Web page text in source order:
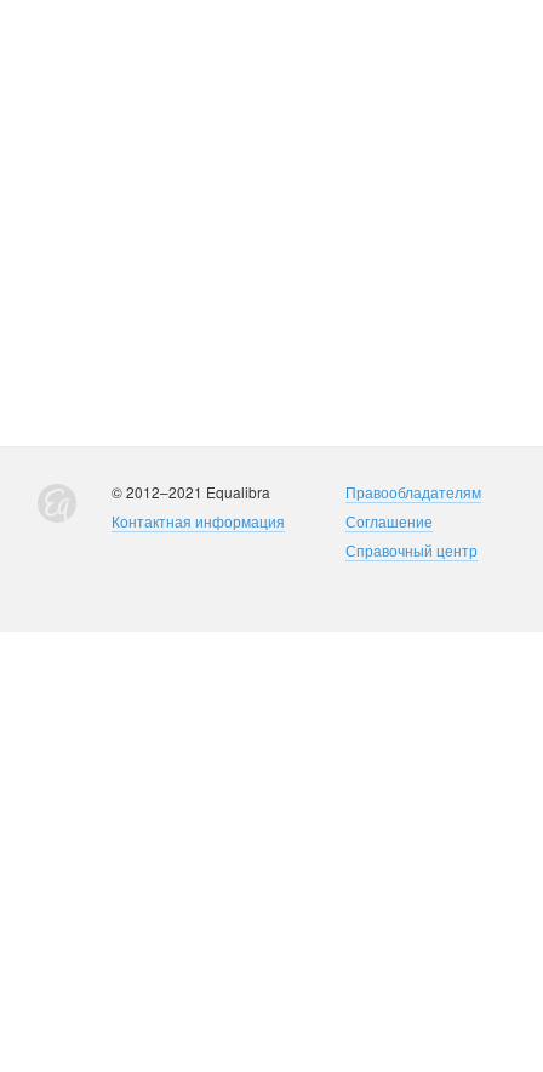
© 2012–2021 Equalibra
Контактная информация
Правообладателям
Соглашение
Справочный центр